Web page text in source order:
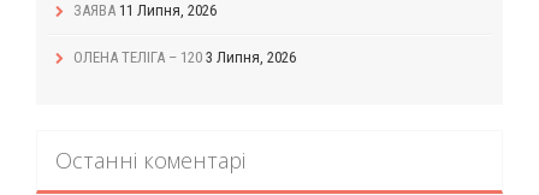
ЗАЯВА 11 Липня, 2026
ОЛЕНА ТЕЛІГА – 120 3 Липня, 2026
Останні коментарі